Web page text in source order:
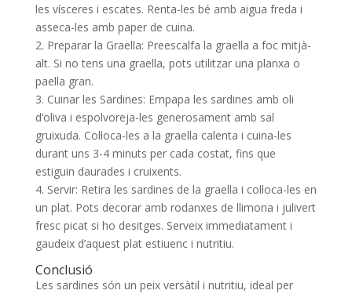
les vísceres i escates. Renta-les bé amb aigua freda i
asseca-les amb paper de cuina.
2. Preparar la Graella: Preescalfa la graella a foc mitjà-
alt. Si no tens una graella, pots utilitzar una planxa o
paella gran.
3. Cuinar les Sardines: Empapa les sardines amb oli
d’oliva i espolvoreja-les generosament amb sal
gruixuda. Col·loca-les a la graella calenta i cuina-les
durant uns 3-4 minuts per cada costat, fins que
estiguin daurades i cruixents.
4. Servir: Retira les sardines de la graella i col·loca-les en
un plat. Pots decorar amb rodanxes de llimona i julivert
fresc picat si ho desitges. Serveix immediatament i
gaudeix d’aquest plat estiuenc i nutritiu.
Conclusió
Les sardines són un peix versàtil i nutritiu, ideal per